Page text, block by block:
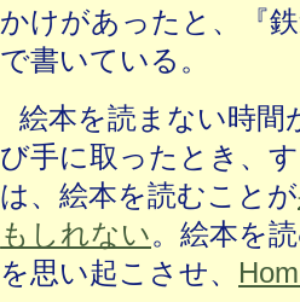
かけがあったと、『
で書いている。
絵本を読まない時間
び手に取ったとき、
は、絵本を読むことが
もしれない。絵本を
を思い起こさせ、